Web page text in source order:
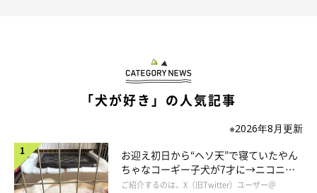
柴犬の弥勒くんの顔にもぴったりおさまる、柴犬マグカップの顔
(｀・ω・´)
「犬が好き」の人気記事
※2026年8月更新
お迎え初日から“ヘソ天”で寝ていたやん
ちゃなコーギー子犬が7才に→ニコニ
コ“コーギースマイル”が魅力のコに成
ご紹介するのは、X（旧Twitter）ユーザー＠